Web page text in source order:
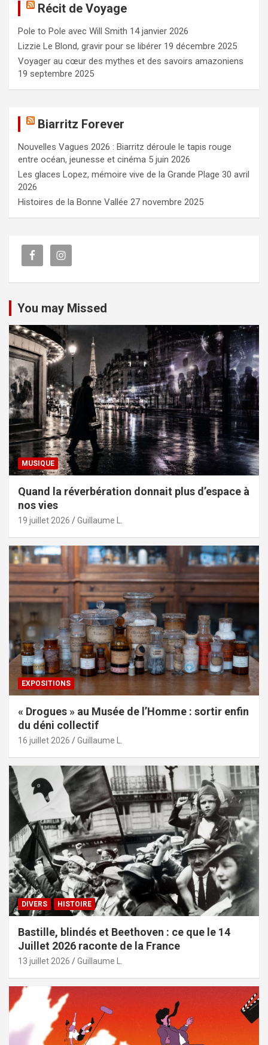
c
h
e
r
Récit de Voyage
Pole to Pole avec Will Smith 14 janvier 2026
Lizzie Le Blond, gravir pour se libérer 19 décembre 2025
Voyager au cœur des mythes et des savoirs amazoniens
19 septembre 2025
Biarritz Forever
Nouvelles Vagues 2026 : Biarritz déroule le tapis rouge
entre océan, jeunesse et cinéma 5 juin 2026
Les glaces Lopez, mémoire vive de la Grande Plage 30 avril
2026
Histoires de la Bonne Vallée 27 novembre 2025
You may Missed
MUSIQUE
Quand la réverbération donnait plus d’espace à
nos vies
19 juillet 2026 Guillaume L.
EXPOSITIONS
« Drogues » au Musée de l’Homme : sortir enfin
du déni collectif
16 juillet 2026 Guillaume L.
DIVERS HISTOIRE
Bastille, blindés et Beethoven : ce que le 14
Juillet 2026 raconte de la France
13 juillet 2026 Guillaume L.